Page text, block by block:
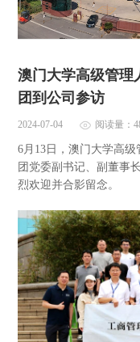
澳门大学高级管理
团到公司参访
2024-07-04 阅读量：
6月13日，澳门大学高
团党委副书记、副董事
烈欢迎并合影留念。